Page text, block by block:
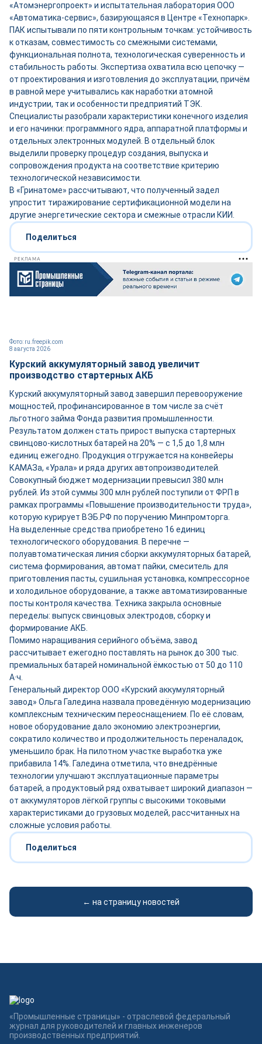
«Атомэнергопроект» и испытательная лаборатория ООО
«Автоматика-сервис», базирующаяся в Центре «Технопарк».
ПАК испытывали по пяти контрольным точкам: устойчивость
к отказам, совместимость со смежными системами,
функциональная полнота, технологическая суверенность и
стабильность работы. Экспертиза охватила всю цепочку —
от проектирования и изготовления до эксплуатации, причём
в равной мере учитывались как наработки атомной
индустрии, так и особенности предприятий ТЭК.
Специалисты разобрали характеристики конечного изделия
и его начинки: программного ядра, аппаратной платформы и
отдельных электронных модулей. В отдельный блок
выделили проверку процедур создания, выпуска и
сопровождения продукта на соответствие критерию
технологической независимости.
В «Гринатоме» рассчитывают, что полученный задел
упростит тиражирование сертификационной модели на
другие энергетические сектора и смежные отрасли КИИ.
Поделиться
РЕКЛАМА
8 августа 2026
Фото: ru.freepik.com
Курский аккумуляторный завод увеличит
производство стартерных АКБ
Курский аккумуляторный завод завершил перевооружение
мощностей, профинансированное в том числе за счёт
льготного займа Фонда развития промышленности.
Результатом должен стать прирост выпуска стартерных
свинцово-кислотных батарей на 20% — с 1,5 до 1,8 млн
единиц ежегодно. Продукция отгружается на конвейеры
КАМАЗа, «Урала» и ряда других автопроизводителей.
Совокупный бюджет модернизации превысил 380 млн
рублей. Из этой суммы 300 млн рублей поступили от ФРП в
рамках программы «Повышение производительности труда»,
которую курирует ВЭБ.РФ по поручению Минпромторга.
На выделенные средства приобретено 16 единиц
технологического оборудования. В перечне —
полуавтоматическая линия сборки аккумуляторных батарей,
система формирования, автомат пайки, смеситель для
приготовления пасты, сушильная установка, компрессорное
и холодильное оборудование, а также автоматизированные
посты контроля качества. Техника закрыла основные
переделы: выпуск свинцовых электродов, сборку и
формирование АКБ.
Помимо наращивания серийного объёма, завод
рассчитывает ежегодно поставлять на рынок до 300 тыс.
премиальных батарей номинальной ёмкостью от 50 до 110
А·ч.
Генеральный директор ООО «Курский аккумуляторный
завод» Ольга Галедина назвала проведённую модернизацию
комплексным техническим переоснащением. По её словам,
новое оборудование дало экономию электроэнергии,
сократило количество и продолжительность переналадок,
уменьшило брак. На пилотном участке выработка уже
прибавила 14%. Галедина отметила, что внедрённые
технологии улучшают эксплуатационные параметры
батарей, а продуктовый ряд охватывает широкий диапазон —
от аккумуляторов лёгкой группы с высокими токовыми
характеристиками до грузовых моделей, рассчитанных на
сложные условия работы.
Поделиться
← на страницу новостей
«Промышленные страницы» - отраслевой федеральный
журнал для руководителей и главных инженеров
производственных предприятий.